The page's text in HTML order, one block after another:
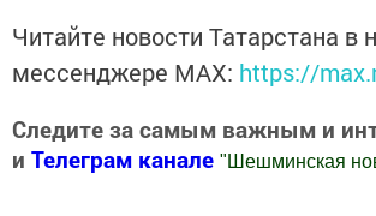
Читайте новости Татарстана в
мессенджере MАХ: https://
Следите за самым важным и
и Телеграм канале " Шешминская